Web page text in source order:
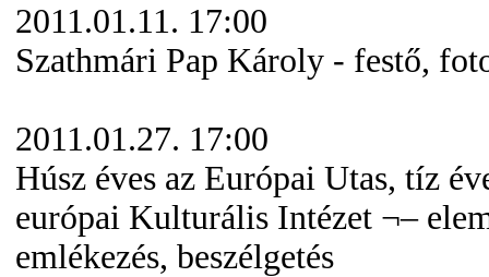
2011.01.11. 17:00
Szathmári Pap Károly - festő,
2011.01.27. 17:00
Húsz éves az Európai Utas, tíz
európai Kulturális Intézet ¬–
emlékezés, beszélgetés